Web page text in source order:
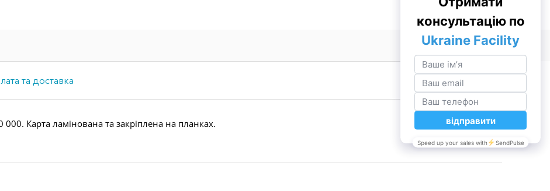
та доставка
Карта ламінована та закріплена на планках.